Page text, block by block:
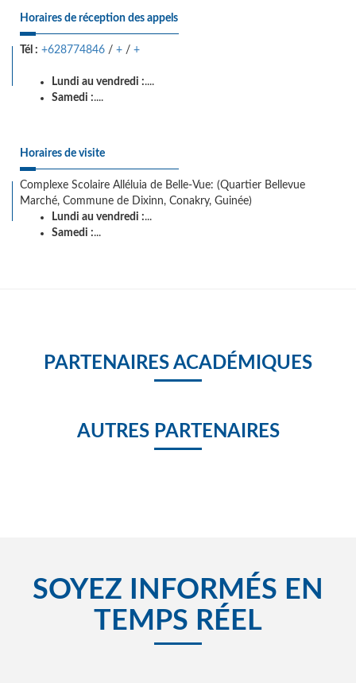
Horaires de réception des appels
Tél : +628774846 / + / +
Lundi au vendredi :....
Samedi :....
Horaires de visite
Complexe Scolaire Alléluia de Belle-Vue: (Quartier Bellevue
Marché, Commune de Dixinn, Conakry, Guinée)
Lundi au vendredi :...
Samedi :...
PARTENAIRES ACADÉMIQUES
AUTRES PARTENAIRES
SOYEZ INFORMÉS EN
TEMPS RÉEL